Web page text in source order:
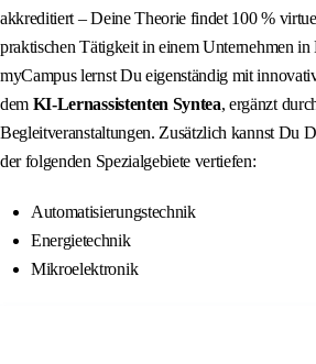
akkreditiert – Deine Theorie findet 100 %
praktischen Tätigkeit in einem Unternehmen
myCampus lernst Du eigenständig mit
dem KI‑Lernassistenten Syntea, ergänzt
Begleitveranstaltungen. Zusätzlich kannst Du
der folgenden Spezialgebiete vertiefen:
Automatisierungstechnik
Energietechnik
Mikroelektronik